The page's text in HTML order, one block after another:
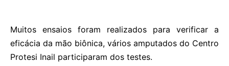
Muitos ensaios foram realizados para verificar a
eficácia da mão biônica, vários amputados do Centro
Protesi Inail participaram dos testes.